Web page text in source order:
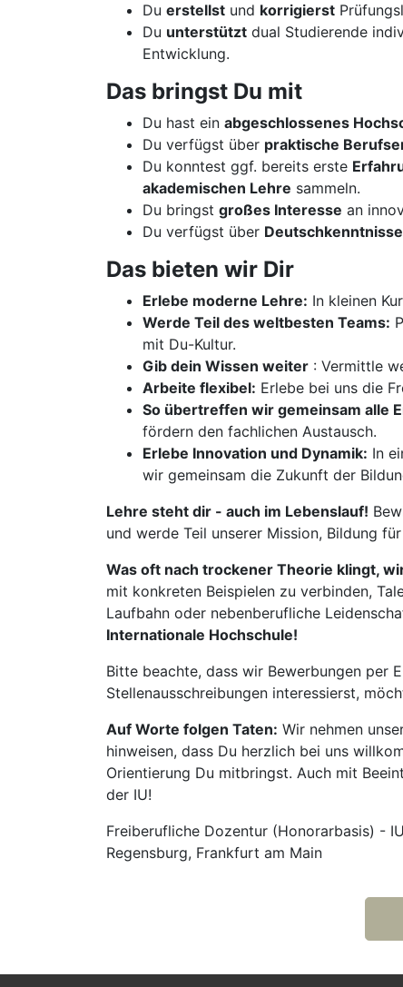
Du erstellst und korrigierst
Du unterstützt dual Studierende
Entwicklung.
Das bringst Du mit
Du hast ein abgeschlossenes
Du verfügst über praktische
Du konntest ggf. bereits erste
akademischen Lehre sammeln.
Du bringst großes Interesse an
Du verfügst über
Das bieten wir Dir
Erlebe moderne Lehre: In kleinen
Werde Teil des weltbesten Teams:
mit Du-Kultur.
Gib dein Wissen weiter : Vermittle
Arbeite flexibel: Erlebe bei uns die
So übertreffen wir gemeinsam alle
fördern den fachlichen Austausch.
Erlebe Innovation und Dynamik: In
wir gemeinsam die Zukunft der
Lehre steht dir - auch im Lebenslauf!
und werde Teil unserer Mission, Bildung
Was oft nach trockener Theorie klingt,
mit konkreten Beispielen zu verbinden,
Laufbahn oder nebenberufliche
Internationale Hochschule!
Bitte beachte, dass wir Bewerbungen per
Stellenausschreibungen interessierst,
Auf Worte folgen Taten: Wir nehmen
hinweisen, dass Du herzlich bei uns
Orientierung Du mitbringst. Auch mit
der IU!
Freiberufliche Dozentur (Honorarbasis) -
Regensburg, Frankfurt am Main